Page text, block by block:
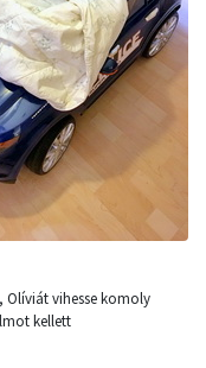
vihesse komoly
kellett